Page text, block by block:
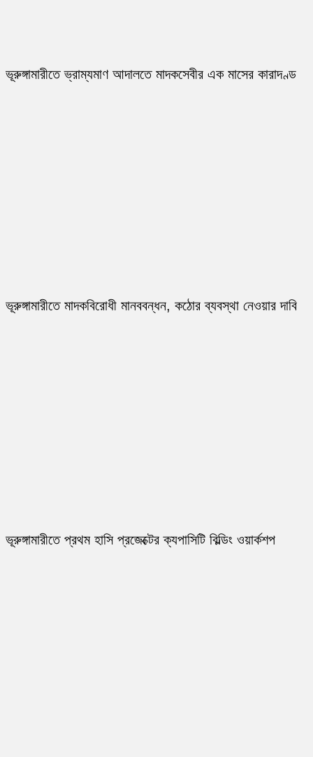
ভূরুঙ্গামারীতে ভ্রাম্যমাণ আদালতে মাদকসেবীর এক মাসের কারাদণ্ড
ভূরুঙ্গামারীতে মাদকবিরোধী মানববন্ধন, কঠোর ব্যবস্থা নেওয়ার দাবি
ভূরুঙ্গামারীতে প্রথম হাসি প্রজেক্টের ক্যপাসিটি বিল্ডিং ওয়ার্কশপ